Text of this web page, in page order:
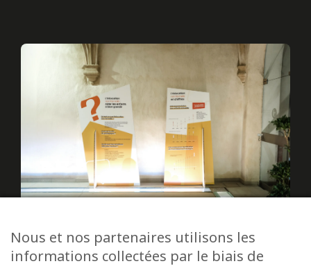
Nous et nos partenaires utilisons les
informations collectées par le biais de